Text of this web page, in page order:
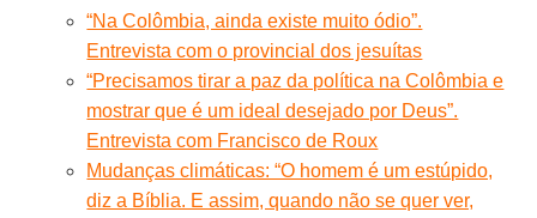
“Na Colômbia, ainda existe muito ódio”.
Entrevista com o provincial dos jesuítas
“Precisamos tirar a paz da política na Colômbia e
mostrar que é um ideal desejado por Deus”.
Entrevista com Francisco de Roux
Mudanças climáticas: “O homem é um estúpido,
diz a Bíblia. E assim, quando não se quer ver,